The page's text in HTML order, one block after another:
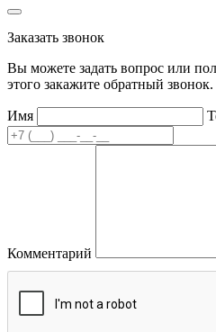
Заказать звонок
Вы можете задать вопрос или
этого закажите обратный звонок.
Имя
Комментарий